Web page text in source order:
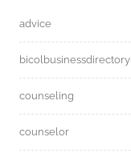
advice
bicolbusinessdirectory
counseling
counselor